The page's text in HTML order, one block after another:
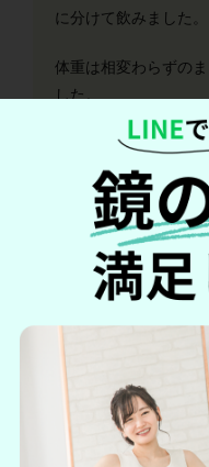
に分けて飲みました。
体重は相変わらずの
した。
味と匂いが独特なの
ました。
２週間飲んだ感じで
には、
はっきりとした答え
と。。
引用元：